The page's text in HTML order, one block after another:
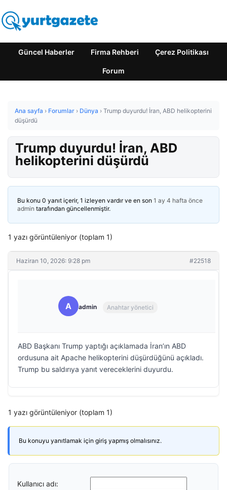
Güncel Haberler Firma Rehberi Çerez Politikası
Forum
Ana sayfa › Forumlar › Dünya › Trump duyurdu! İran, ABD helikopterini
düşürdü
Trump duyurdu! İran, ABD
helikopterini düşürdü
Bu konu 0 yanıt içerir, 1 izleyen vardır ve en son 1 ay 4 hafta önce
admin tarafından güncellenmiştir.
1 yazı görüntüleniyor (toplam 1)
Haziran 10, 2026: 9:28 pm #22518
A admin Anahtar yönetici
ABD Başkanı Trump yaptığı açıklamada İran’ın ABD
ordusuna ait Apache helikopterini düşürdüğünü açıkladı.
Trump bu saldırıya yanıt vereceklerini duyurdu.
1 yazı görüntüleniyor (toplam 1)
Bu konuyu yanıtlamak için giriş yapmış olmalısınız.
Kullanıcı adı: